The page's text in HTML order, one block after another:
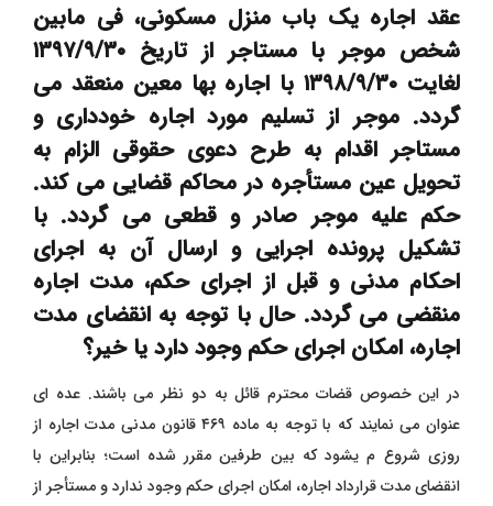
عقد اجاره یک باب منزل مسکونی، فی مابین
شخص موجر با مستاجر از تاریخ ۱۳۹۷/۹/۳۰
لغایت ۱۳۹۸/۹/۳۰ با اجاره بها معین منعقد می
گردد. موجر از تسلیم مورد اجاره خودداری و
مستاجر اقدام به طرح دعوی حقوقی الزام به
تحویل عين مستأجره در محاکم قضایی می کند.
حکم علیه موجر صادر و قطعی می گردد. با
تشکیل پرونده اجرایی و ارسال آن به اجرای
احکام مدنی و قبل از اجرای حکم، مدت اجاره
منقضی می گردد. حال با توجه به انقضای مدت
اجاره، امکان اجرای حکم وجود دارد یا خیر؟
در این خصوص قضات محترم قائل به دو نظر می باشند. عده ای
عنوان می نمایند که با توجه به ماده ۴۶۹ قانون مدنی مدت اجاره از
روزی شروع م یشود که بین طرفین مقرر شده است؛ بنابراین با
انقضای مدت قرارداد اجاره، امکان اجرای حکم وجود ندارد و مستأجر از